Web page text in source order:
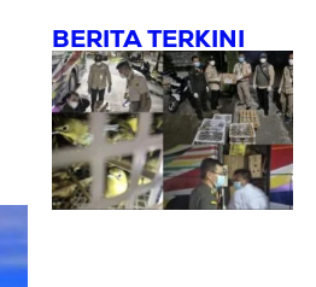
BERITA TERKINI